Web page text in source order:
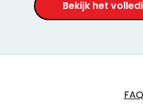
Bekijk het
FAQ